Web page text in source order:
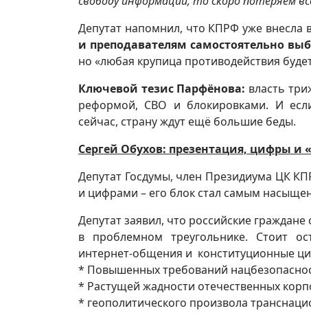
Депутат напомнил, что КПРФ уже внесла
и преподавателям самостоятельно
но «любая крупица противодействия
Ключевой тезис Парфёнова: власть
реформой, СВО и блокировками. И
сейчас, страну ждут ещё большие беды.
Сергей Обухов: презентация, цифры и
Депутат Госдумы, член Президиума ЦК
и цифрами – его блок стал самым
Депутат заявил, что российские
в проблемном треугольнике. Стоит
интернет-общения и конституционные
* Повышенных требований
* Растущей жадности отечественных
* геополитического произвола